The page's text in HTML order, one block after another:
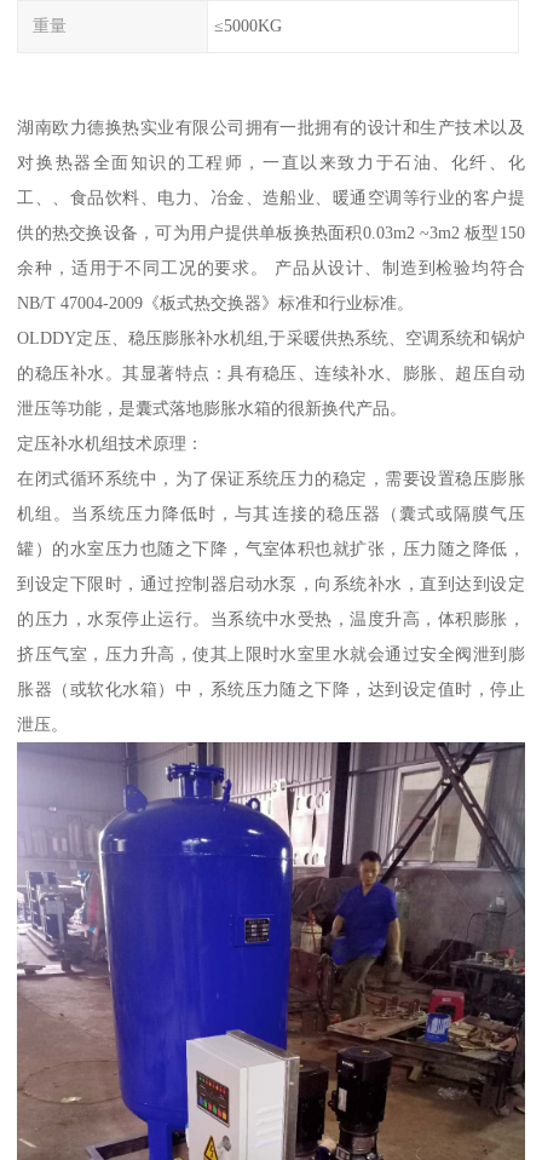
重量 ≤5000KG
湖南欧力德换热实业有限公司拥有一批拥有的设计和生产技术以及
对换热器全面知识的工程师，一直以来致力于石油、化纤、化
工、、食品饮料、电力、冶金、造船业、暖通空调等行业的客户提
供的热交换设备，可为用户提供单板换热面积0.03m2 ~3m2 板型150
余种，适用于不同工况的要求。 产品从设计、制造到检验均符合
NB/T 47004-2009《板式热交换器》标准和行业标准。
OLDDY定压、稳压膨胀补水机组,于采暖供热系统、空调系统和锅炉
的稳压补水。其显著特点：具有稳压、连续补水、膨胀、超压自动
泄压等功能，是囊式落地膨胀水箱的很新换代产品。
定压补水机组技术原理：
在闭式循环系统中，为了保证系统压力的稳定，需要设置稳压膨胀
机组。当系统压力降低时，与其连接的稳压器（囊式或隔膜气压
罐）的水室压力也随之下降，气室体积也就扩张，压力随之降低，
到设定下限时，通过控制器启动水泵，向系统补水，直到达到设定
的压力，水泵停止运行。当系统中水受热，温度升高，体积膨胀，
挤压气室，压力升高，使其上限时水室里水就会通过安全阀泄到膨
胀器（或软化水箱）中，系统压力随之下降，达到设定值时，停止
泄压。